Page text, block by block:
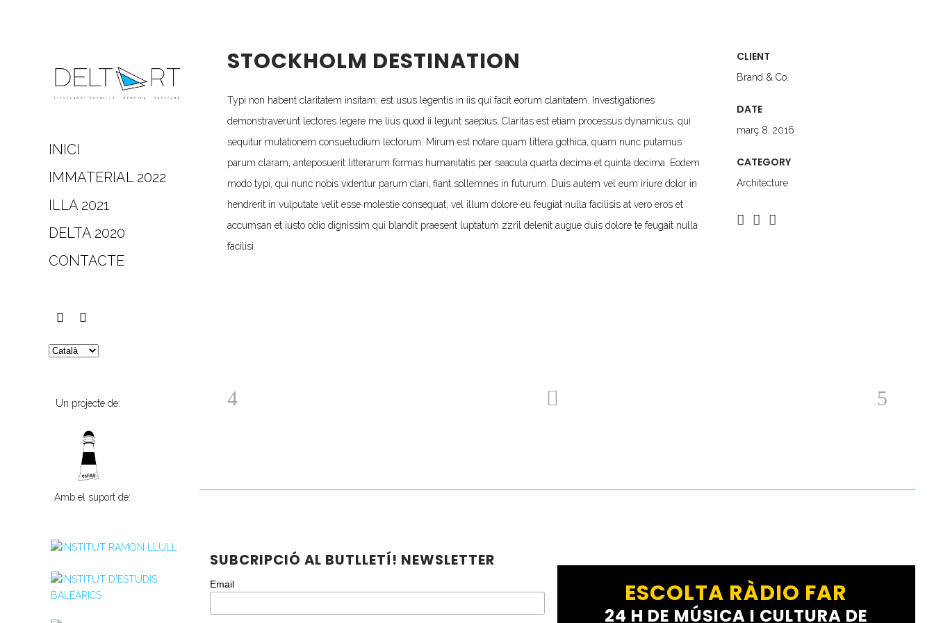
INICI
IMMATERIAL 2022
ILLA 2021
DELTA 2020
CONTACTE
Un projecte de:
Amb el suport de:
STOCKHOLM DESTINATION
Typi non habent claritatem insitam; est usus legentis in iis qui facit eorum claritatem. Investigationes
demonstraverunt lectores legere me lius quod ii legunt saepius. Claritas est etiam processus dynamicus, qui
sequitur mutationem consuetudium lectorum. Mirum est notare quam littera gothica, quam nunc putamus
parum claram, anteposuerit litterarum formas humanitatis per seacula quarta decima et quinta decima. Eodem
modo typi, qui nunc nobis videntur parum clari, fiant sollemnes in futurum. Duis autem vel eum iriure dolor in
hendrerit in vulputate velit esse molestie consequat, vel illum dolore eu feugiat nulla facilisis at vero eros et
accumsan et iusto odio dignissim qui blandit praesent luptatum zzril delenit augue duis dolore te feugait nulla
facilisi.
CLIENT
Brand & Co.
DATE
març 8, 2016
CATEGORY
Architecture
SUBCRIPCIÓ AL BUTLLETÍ! NEWSLETTER
Email ESCOLTA RÀDIO FAR
24 H DE MÚSICA I CULTURA DE